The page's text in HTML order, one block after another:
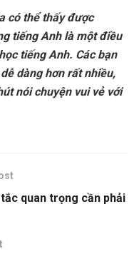
có thể thấy được
tiếng Anh là một điều
tiếng Anh. Các bạn
dàng hơn rất nhiều,
nói chuyện vui vẻ với
quan trọng cần phải